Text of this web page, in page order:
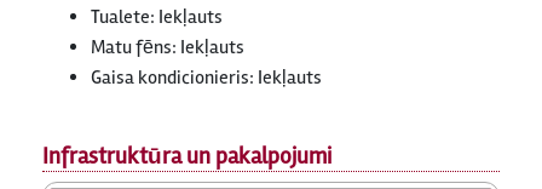
Tualete: Iekļauts
Matu fēns: Iekļauts
Gaisa kondicionieris: Iekļauts
Infrastruktūra un pakalpojumi